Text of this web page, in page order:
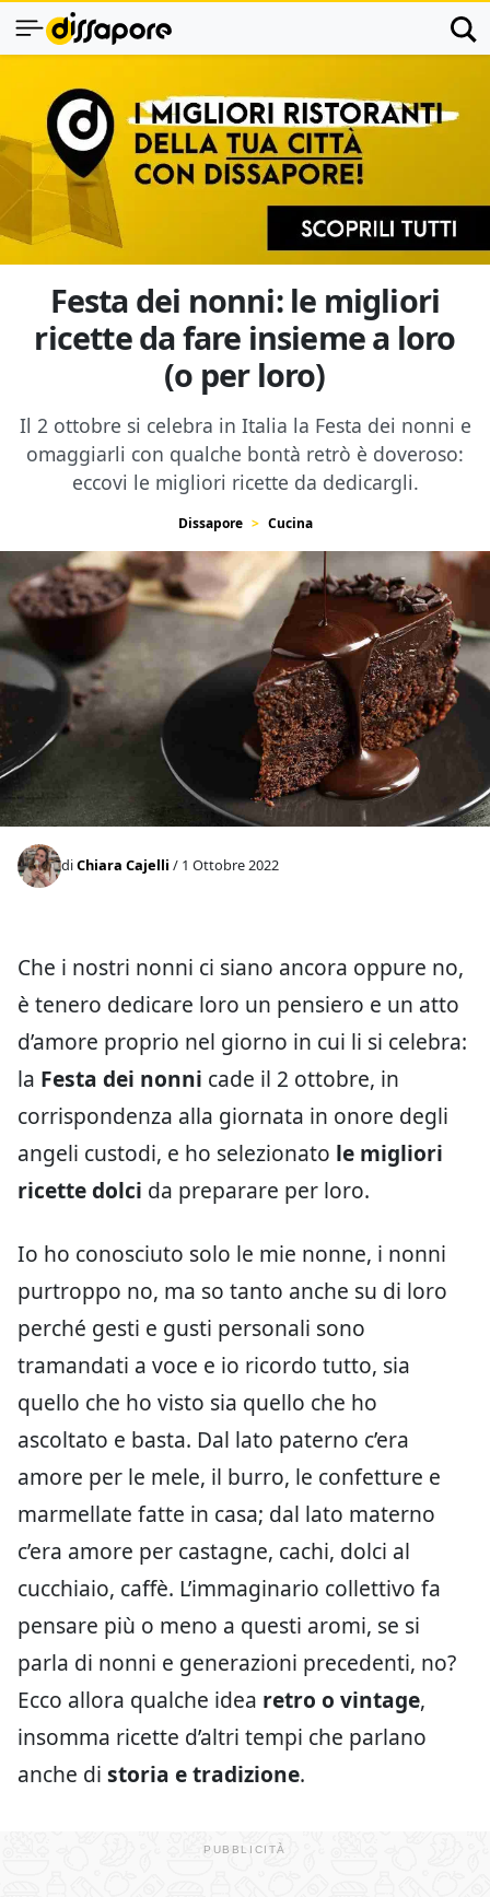
Festa dei nonni: le migliori
ricette da fare insieme a loro
(o per loro)
Il 2 ottobre si celebra in Italia la Festa dei nonni e
omaggiarli con qualche bontà retrò è doveroso:
eccovi le migliori ricette da dedicargli.
Dissapore Cucina
diChiara Cajelli / 1 Ottobre 2022
Che i nostri nonni ci siano ancora oppure no,
è tenero dedicare loro un pensiero e un atto
d’amore proprio nel giorno in cui li si celebra:
la Festa dei nonni cade il 2 ottobre, in
corrispondenza alla giornata in onore degli
angeli custodi, e ho selezionato le migliori
ricette dolci da preparare per loro.
Io ho conosciuto solo le mie nonne, i nonni
purtroppo no, ma so tanto anche su di loro
perché gesti e gusti personali sono
tramandati a voce e io ricordo tutto, sia
quello che ho visto sia quello che ho
ascoltato e basta. Dal lato paterno c’era
amore per le mele, il burro, le confetture e
marmellate fatte in casa; dal lato materno
c’era amore per castagne, cachi, dolci al
cucchiaio, caffè. L’immaginario collettivo fa
pensare più o meno a questi aromi, se si
parla di nonni e generazioni precedenti, no?
Ecco allora qualche idea retro o vintage,
insomma ricette d’altri tempi che parlano
anche di storia e tradizione.